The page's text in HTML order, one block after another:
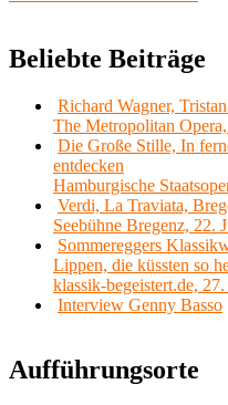
Beliebte Beiträge
Richard Wagner,
The Metropolitan
Die Große Stille, In
entdecken
Hamburgische
Verdi, La Traviata,
Seebühne Bregenz, 22.
Sommereggers
Lippen, die küssten so
klassik-begeistert.de,
Interview Genny Basso
Aufführungsorte